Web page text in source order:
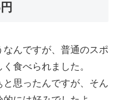
んですが、普通のスポ
食べられました。
思ったんですが、そん